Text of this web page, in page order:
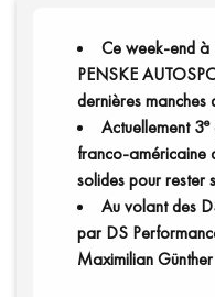
Ce week-end à
PENSKE
dernières manches
Actuellement 3e
franco-américaine
solides pour rester
Au volant des
par DS
Maximilian Günther